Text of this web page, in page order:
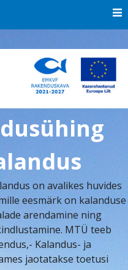
on avalikes huvides
eesmärk on kalanduse
arendamine ning
MTÜ teeb
Kalandus- ja
jaotatakse toetusi